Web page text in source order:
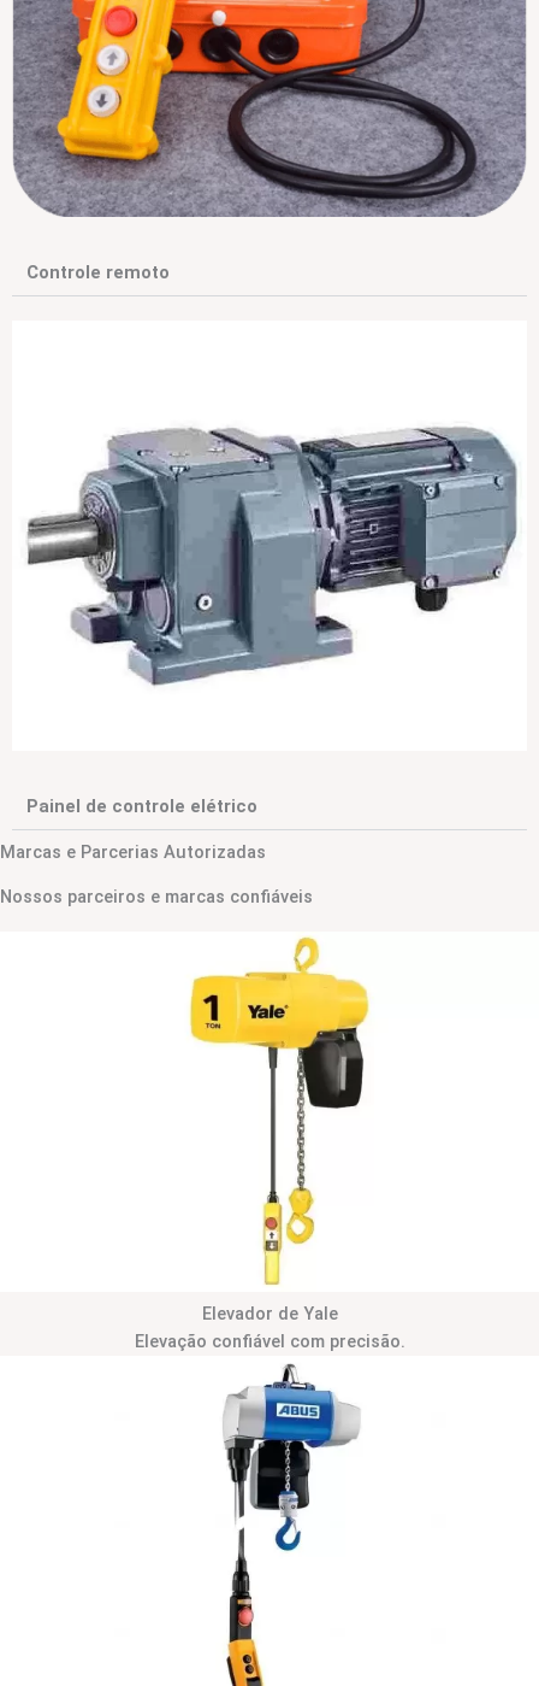
Controle remoto
Painel de controle elétrico
Marcas e Parcerias Autorizadas
Nossos parceiros e marcas confiáveis
Elevador de Yale
Elevação confiável com precisão.